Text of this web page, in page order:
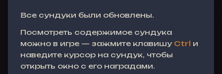
Все сундуки были обновлены.
Посмотреть содержимое сундука
можно в игре — зажмите клавишу Ctrl и
наведите курсор на сундук, чтобы
открыть окно с его наградами.